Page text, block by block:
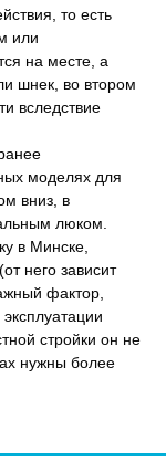
то есть
или
на месте, а
шнек, во втором
вследствие
моделях для
вниз, в
люком.
в Минске,
него зависит
фактор,
стройки он не
нужны более